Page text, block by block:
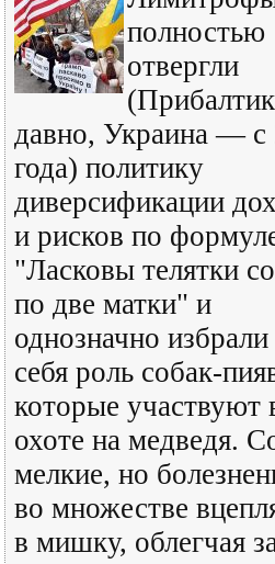
полностью
отвергли
давно, Украина — с
года) политику
диверсификации
и рисков по
"Ласковы телятки
по две матки" и
однозначно избрали
себя роль собак-
которые участвуют
охоте на медведя.
мелкие, но
во множестве
в мишку, облегчая